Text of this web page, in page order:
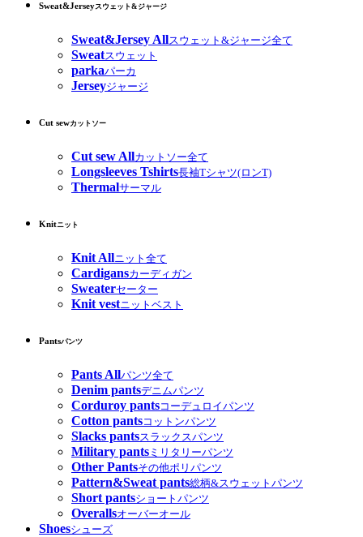
Sweat&Jerseyスウェット&ジャージ
Sweat&Jersey Allスウェット&ジャージ全て
Sweatスウェット
parkaパーカ
Jerseyジャージ
Cut sewカットソー
Cut sew Allカットソー全て
Longsleeves Tshirts長袖Tシャツ(ロンT)
Thermalサーマル
Knitニット
Knit Allニット全て
Cardigansカーディガン
Sweaterセーター
Knit vestニットベスト
Pantsパンツ
Pants Allパンツ全て
Denim pantsデニムパンツ
Corduroy pantsコーデュロイパンツ
Cotton pantsコットンパンツ
Slacks pantsスラックスパンツ
Military pants ミリタリーパンツ
Other Pantsその他ポリパンツ
Pattern&Sweat pants総柄&スウェットパンツ
Short pantsショートパンツ
Overallsオーバーオール
Shoesシューズ